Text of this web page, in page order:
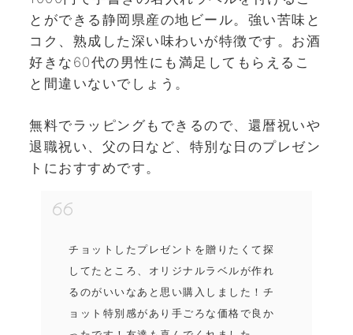
とができる静岡県産の地ビール。強い苦味と
コク、熟成した深い味わいが特徴です。お酒
好きな60代の男性にも満足してもらえるこ
と間違いないでしょう。
無料でラッピングもできるので、還暦祝いや
退職祝い、父の日など、特別な日のプレゼン
トにおすすめです。
チョットしたプレゼントを贈りたくて探
してたところ、オリジナルラベルが作れ
るのがいいなあと思い購入しました！チ
ョット特別感があり手ごろな価格で良か